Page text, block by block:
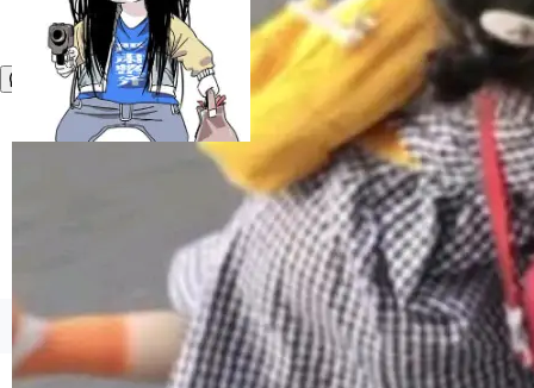
热门页面还是低关注度页面，均未出现近期更
新，相关问题并非局限于特定领域，而是在不同
主题和访问量页面中普遍存在。 调查人员最初认
为，Grokipedia可能只是限...
本。 Solon 换了个方式。整个 i18n 模块围绕三
个解析器、一个注解、一个工具类展开——没有
XML、没有拦截器注册、没有样板配置。 资源
文件的约定 把文件放到 resources/i18n/ 下： r
esources/i18n/messages.properties ...
©OSCHINA(OSChina.NET) 京ICP备2025119063号